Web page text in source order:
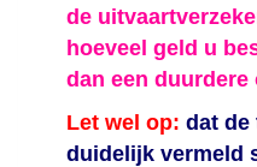
de
hoeveel geld u
dan een
Let wel op: dat de
duidelijk vermeld